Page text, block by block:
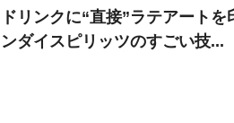
ドリンクに“直接”ラテアー
ンダイスピリッツのすごい技...